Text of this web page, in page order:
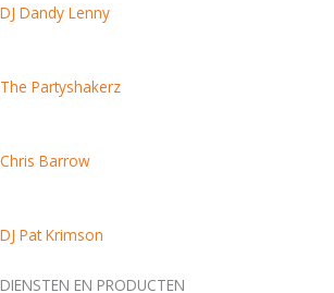
DJ Dandy Lenny
The Partyshakerz
Chris Barrow
DJ Pat Krimson
DIENSTEN EN PRODUCTEN